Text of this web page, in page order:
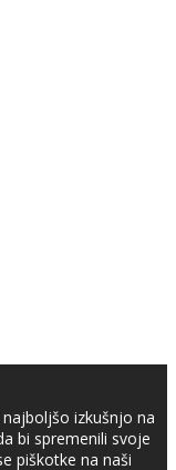
izkušnjo na
bi spremenili svoje
piškotke na naši